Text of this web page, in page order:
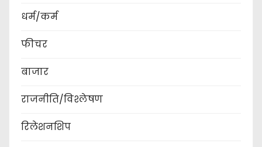
धर्म/कर्म
फीचर
बाजार
राजनीति/विश्लेषण
रिलेशनशिप